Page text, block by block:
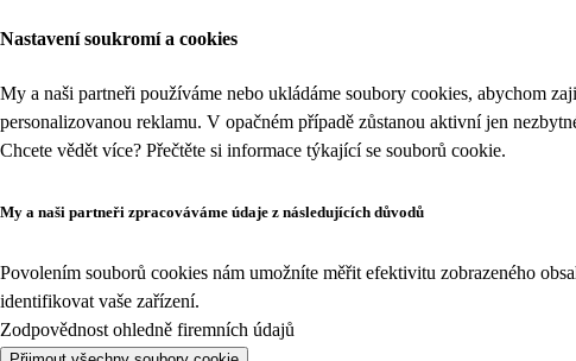
Nastavení soukromí a cookies
My a naši partneři používáme nebo ukládáme soubory cookies, abychom
personalizovanou reklamu. V opačném případě zůstanou aktivní jen
Chcete vědět více? Přečtěte si informace týkající se souborů cookie.
My a naši partneři zpracováváme údaje z následujících důvodů
Povolením souborů cookies nám umožníte měřit efektivitu zobrazeného
identifikovat vaše zařízení.
Zodpovědnost ohledně firemních údajů